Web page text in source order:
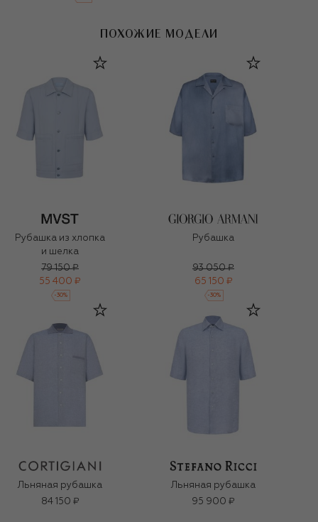
ПОХОЖИЕ МОДЕЛИ
Рубашка из хлопка
и шелка
79 150 ₽
55 400 ₽
-30%
Рубашка
93 050 ₽
65 150 ₽
-30%
Льняная рубашка
84 150 ₽
Льняная рубашка
95 900 ₽